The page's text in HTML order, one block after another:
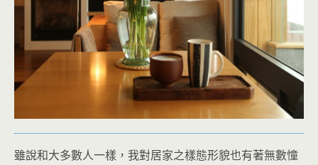
雖說和大多數人一樣，我對居家之樣態形貌也有著無數憧